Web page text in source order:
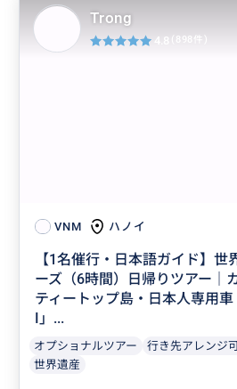
VNM ハノイ
【1名催行・日本語ガイド】
ーズ（6時間）日帰りツアー｜
ティートップ島・日本人専用
I」...
オプショナルツアー 行き先アレンジ
世界遺産
Trong
4.8 (898件)